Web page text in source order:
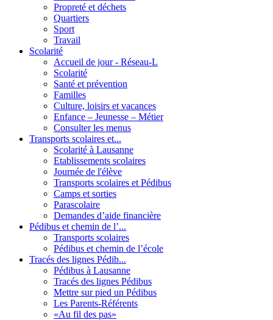
Propreté et déchets
Quartiers
Sport
Travail
Scolarité
Accueil de jour - Réseau-L
Scolarité
Santé et prévention
Familles
Culture, loisirs et vacances
Enfance – Jeunesse – Métier
Consulter les menus
Transports scolaires et...
Scolarité à Lausanne
Etablissements scolaires
Journée de l'élève
Transports scolaires et Pédibus
Camps et sorties
Parascolaire
Demandes d’aide financière
Pédibus et chemin de l’...
Transports scolaires
Pédibus et chemin de l’école
Tracés des lignes Pédib...
Pédibus à Lausanne
Tracés des lignes Pédibus
Mettre sur pied un Pédibus
Les Parents-Référents
«Au fil des pas»